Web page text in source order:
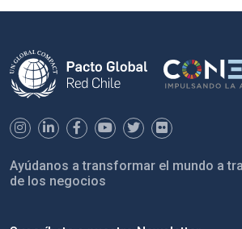
Ayúdanos a transformar el mundo a
de los negocios